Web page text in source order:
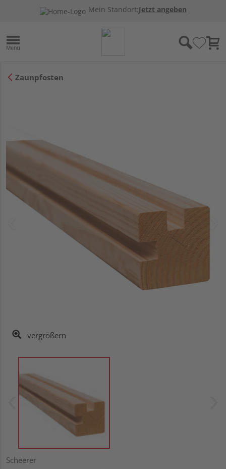
Mein Standort:Jetzt angeben
Zaunpfosten
vergrößern
Scheerer